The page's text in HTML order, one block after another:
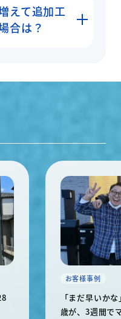
えて追加工
合は？
お客様事例
「まだ早いか
歳が、3週間で